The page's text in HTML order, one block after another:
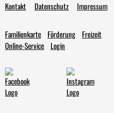
Kontakt Datenschutz Impressum
Familienkarte Förderung
Freizeit
Online-Service
Login